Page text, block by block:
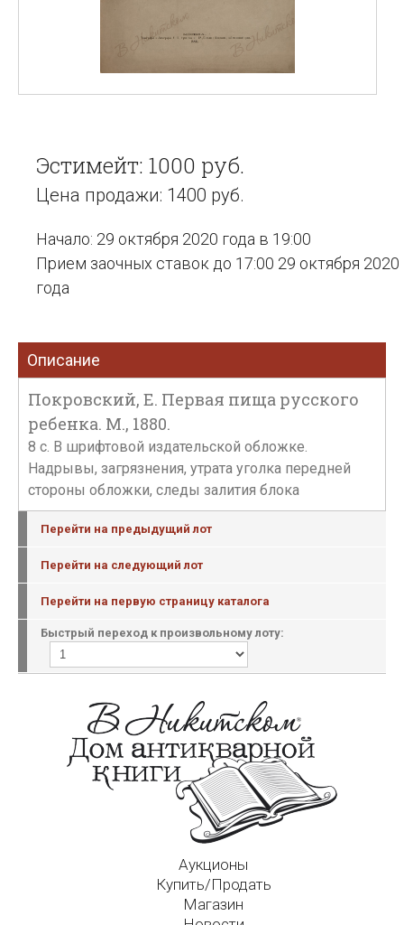
Эстимейт: 1000 руб.
Цена продажи: 1400 руб.
Начало: 29 октября 2020 года в 19:00
Прием заочных ставок до 17:00 29 октября 2020
года
Описание
Покровский, Е. Первая пища русского
ребенка. М., 1880.
8 с. В шрифтовой издательской обложке.
Надрывы, загрязнения, утрата уголка передней
стороны обложки, следы залития блока
Перейти на предыдущий лот
Перейти на следующий лот
Перейти на первую страницу каталога
Быстрый переход к произвольному лоту:
Аукционы
Купить/Продать
Магазин